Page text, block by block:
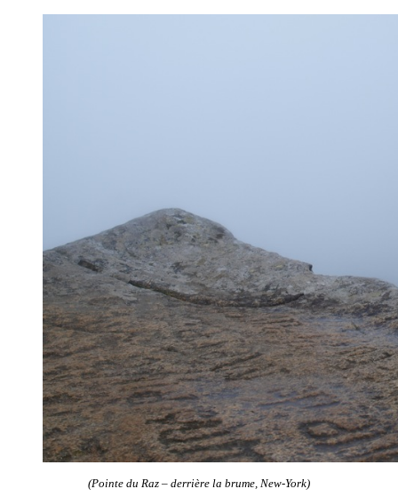
(Pointe du Raz – derrière la brume, New-York)